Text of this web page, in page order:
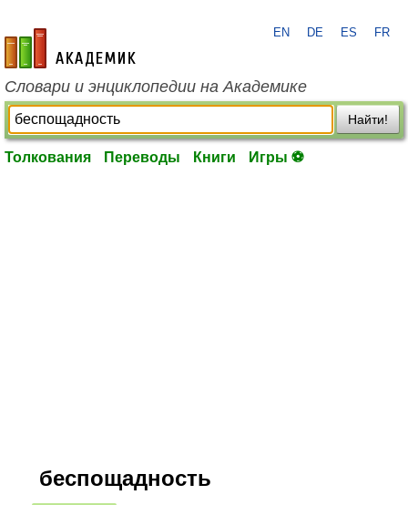
academic.ru
EN DE ES FR
Словари и энциклопедии на Академике
Найти!
Толкования Переводы Книги Игры ⚽
беспощадность